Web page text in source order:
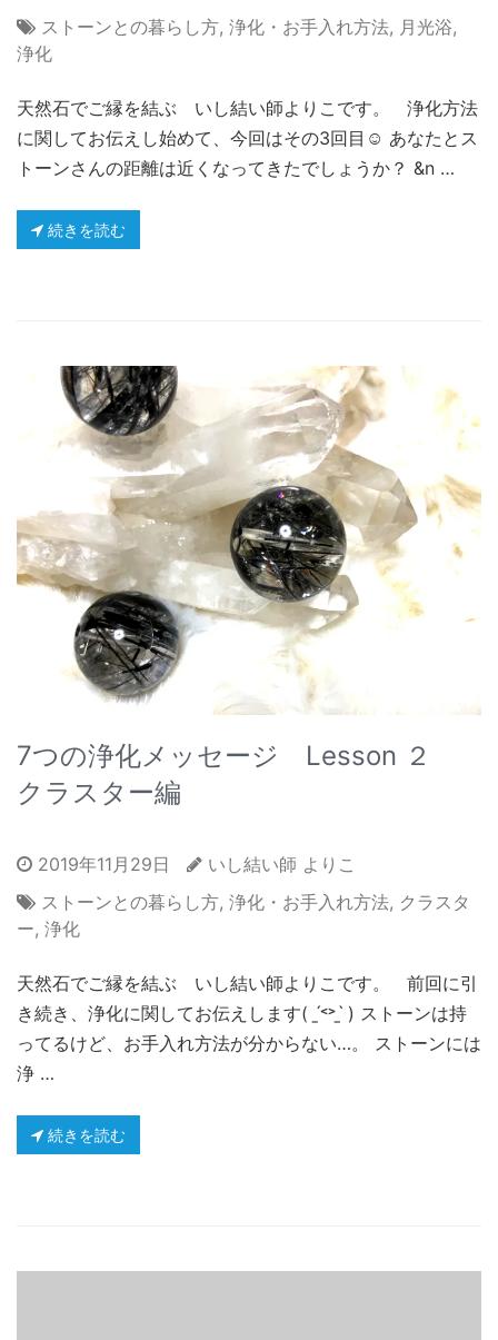
ストーンとの暮らし方, 浄化・お手入れ方法, 月光浴,
浄化
天然石でご縁を結ぶ いし結い師よりこです。 浄化方法
に関してお伝えし始めて、今回はその3回目☺️ あなたとス
トーンさんの距離は近くなってきたでしょうか？ &n …
続きを読む
7つの浄化メッセージ Lesson ２
クラスター編
2019年11月29日
いし結い師 よりこ
ストーンとの暮らし方, 浄化・お手入れ方法, クラスタ
ー, 浄化
天然石でご縁を結ぶ いし結い師よりこです。 前回に引
き続き、浄化に関してお伝えします( ˊ̱˂˃ˋ̱ ) ストーンは持
ってるけど、お手入れ方法が分からない…。 ストーンには
浄 …
続きを読む